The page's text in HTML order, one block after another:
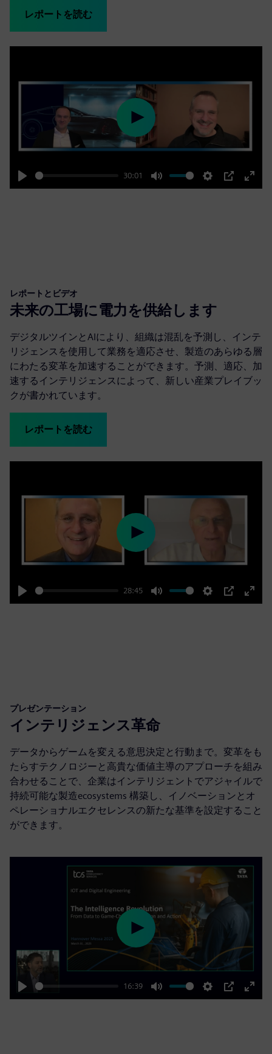
レポートを読む
Play
30:01
Mute Settings
PIP
Enter
Play
レポートとビデオ
未来の工場に電力を供給します
デジタルツインとAIにより、組織は混乱を予測し、インテ
リジェンスを使用して業務を適応させ、製造のあらゆる層
にわたる変革を加速することができます。予測、適応、加
速するインテリジェンスによって、新しい産業プレイブッ
クが書かれています。
レポートを読む
Play
28:45
Mute Settings
PIP
Enter
Play
プレゼンテーション
インテリジェンス革命
データからゲームを変える意思決定と行動まで。変革をも
たらすテクノロジーと高貴な価値主導のアプローチを組み
合わせることで、企業はインテリジェントでアジャイルで
持続可能な製造ecosystems 構築し、イノベーションとオ
ペレーショナルエクセレンスの新たな基準を設定すること
ができます。
Play
16:39
Mute Settings
PIP
Enter
Play